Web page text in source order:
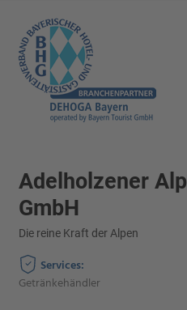
Adelholzener
GmbH
Die reine Kraft der Alpen
Services:
Getränkehändler